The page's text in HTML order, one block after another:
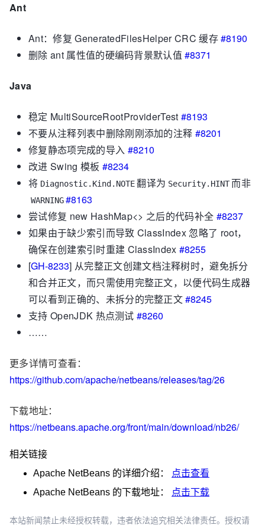
Ant
Ant：修复 GeneratedFilesHelper CRC 缓存#8190
删除 ant 属性值的硬编码背景默认值#8371
Java
稳定 MultiSourceRootProviderTest #8193
不要从注释列表中删除刚刚添加的注释 #8201
修复静态项完成的导入 #8210
改进 Swing 模板 #8234
将 Diagnostic.Kind.NOTE 翻译为 Security.HINT 而非
WARNING #8163
尝试修复 new HashMap<> 之后的代码补全 #8237
如果由于缺少索引而导致 ClassIndex 忽略了 root，
确保在创建索引时重建 ClassIndex#8255
[GH-8233] 从完整正文创建文档注释树时，避免拆分
和合并正文，而只需使用完整正文，以便代码生成器
可以看到正确的、未拆分的完整正文#8245
支持 OpenJDK 热点测试#8260
……
更多详情可查看：
https://github.com/apache/netbeans/releases/tag/26
下载地址：
https://netbeans.apache.org/front/main/download/nb26/
相关链接
Apache NetBeans 的详细介绍：
点击查看
Apache NetBeans 的下载地址： 点击下载
本站新闻禁止未经授权转载，违者依法追究相关法律责任。授权请